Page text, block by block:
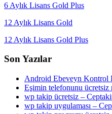
6 Aylık Lisans Gold Plus
12 Aylık Lisans Gold
12 Aylık Lisans Gold Plus
Son Yazılar
Android Ebeveyn Kontrol
Eşimin telefonunu ücretsiz
wp takip ücretsiz –
wp takip uygulaması –